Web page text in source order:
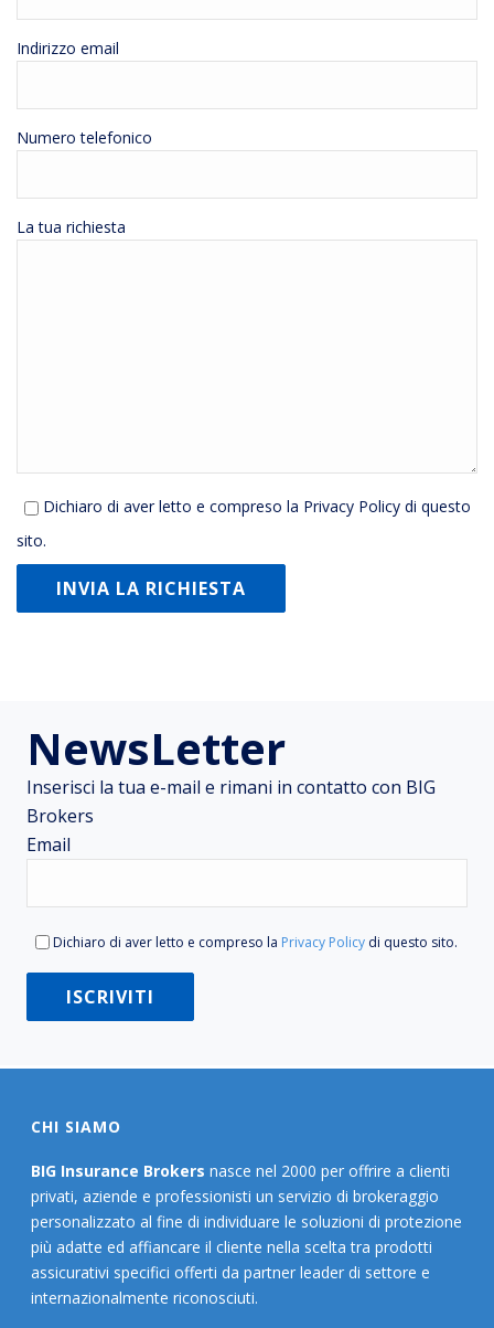
Indirizzo email
Numero telefonico
La tua richiesta
Dichiaro di aver letto e compreso la Privacy Policy di questo
sito.
NewsLetter
Inserisci la tua e-mail e rimani in contatto con BIG
Brokers
Email
Dichiaro di aver letto e compreso la Privacy Policy di questo sito.
CHI SIAMO
BIG Insurance Brokers nasce nel 2000 per offrire a clienti
privati, aziende e professionisti un servizio di brokeraggio
personalizzato al fine di individuare le soluzioni di protezione
più adatte ed affiancare il cliente nella scelta tra prodotti
assicurativi specifici offerti da partner leader di settore e
internazionalmente riconosciuti.